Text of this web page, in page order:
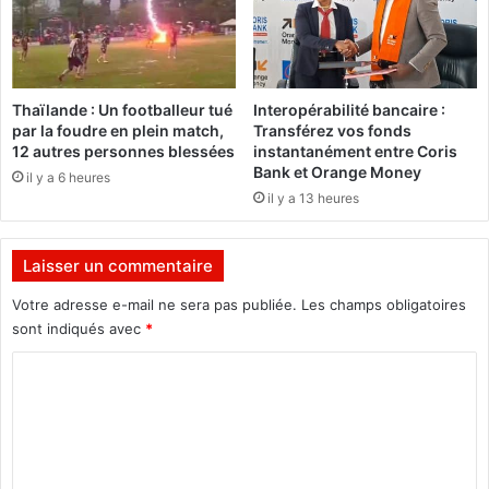
n
e
s
L
e
E
O
O
M
v
i
Thaïlande : Un footballeur tué
par la foudre en plein match,
12 autres personnes blessées
il y a 6 heures
Interopérabilité bancaire :
Transférez vos fonds
instantanément entre Coris
Bank et Orange Money
il y a 13 heures
Laisser un commentaire
Votre adresse e-mail ne sera pas publiée. Les champs obligatoires
sont indiqués avec *